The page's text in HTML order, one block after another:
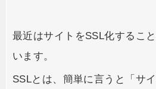
最近はサイトをSSL化するこ
います。
SSLとは、簡単に言うと「サ